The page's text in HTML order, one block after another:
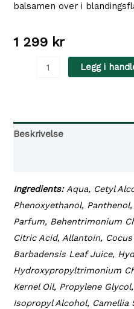
balsamen over i
1 299 kr
Dezynadog
5L
Legg i
Beskrivelse
Ingredients: Aqua, Cetyl
Phenoxyethanol,
Parfum, Behentrimonium
Citric Acid, Allantoin,
Barbadensis Leaf Juice,
Hydroxypropyltrimonium
Kernel Oil, Propylene
Isopropyl Alcohol, Camellia